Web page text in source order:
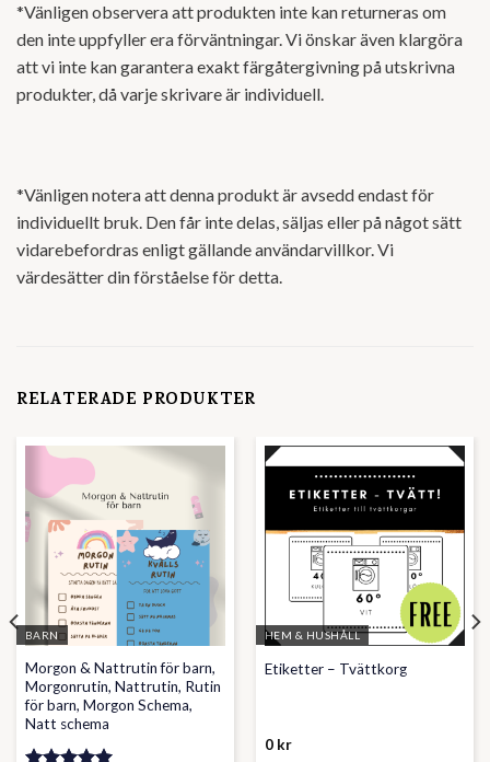
*Vänligen observera att produkten inte kan returneras om
den inte uppfyller era förväntningar. Vi önskar även klargöra
att vi inte kan garantera exakt färgåtergivning på utskrivna
produkter, då varje skrivare är individuell.
*Vänligen notera att denna produkt är avsedd endast för
individuellt bruk. Den får inte delas, säljas eller på något sätt
vidarebefordras enligt gällande användarvillkor. Vi
värdesätter din förståelse för detta.
RELATERADE PRODUKTER
BARN
Morgon & Nattrutin för barn,
Morgonrutin, Nattrutin, Rutin
för barn, Morgon Schema,
Natt schema
HEM & HUSHÅLL
Etiketter – Tvättkorg
0 kr